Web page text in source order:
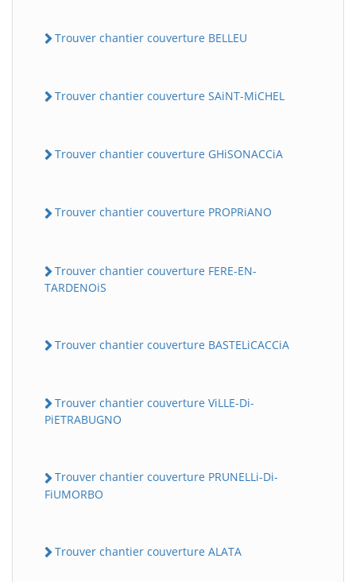
Trouver chantier couverture BELLEU
Trouver chantier couverture SAiNT-MiCHEL
Trouver chantier couverture GHiSONACCiA
Trouver chantier couverture PROPRiANO
Trouver chantier couverture FERE-EN-
TARDENOiS
Trouver chantier couverture BASTELiCACCiA
Trouver chantier couverture ViLLE-Di-
PiETRABUGNO
Trouver chantier couverture PRUNELLi-Di-
FiUMORBO
Trouver chantier couverture ALATA